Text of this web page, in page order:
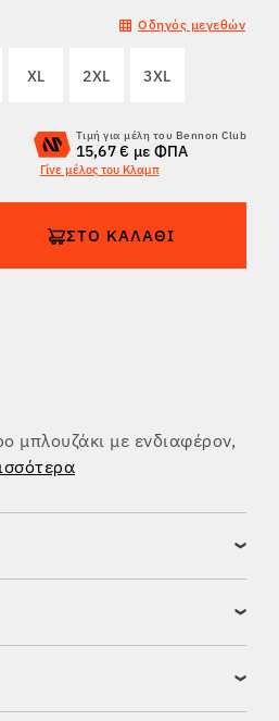
Οδηγός μεγεθών
XL 2XL 3XL
Τιμή για μέλη του Bennon Club
15,67 € με ΦΠΑ
Γίνε μέλος του Κλαμπ
ΣΤΟ ΚΑΛΆΘΙ
μπλουζάκι με ενδιαφέρον,